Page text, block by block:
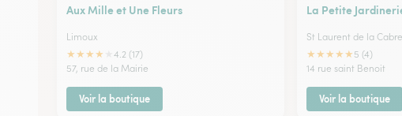
Aux Mille et Une Fleurs
Limoux
★★★★
4.2 (17)
57, rue de la Mairie
Voir la boutique
La Petite
St Laurent de la
★★★★★ 5 (4)
14 rue saint Benoit
Voir la boutique